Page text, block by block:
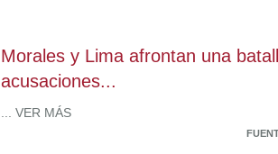
Morales y Lima afrontan una
acusaciones...
... VER MÁS